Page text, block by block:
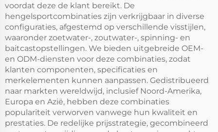
voordat deze de klant bereikt. De
hengelsportcombinaties zijn verkrijgbaar in diverse
configuraties, afgestemd op verschillende visstijlen,
waaronder zoetwater-, zoutwater-, spinning- en
baitcastopstellingen. We bieden uitgebreide OEM-
en ODM-diensten voor deze combinaties, zodat
klanten componenten, specificaties en
merkelementen kunnen aanpassen. Gedistribueerd
naar markten wereldwijd, inclusief Noord-Amerika,
Europa en Azië, hebben deze combinaties
populariteit verworven vanwege hun kwaliteit en
prestaties. De redelijke prijsstrategie, gecombineerd